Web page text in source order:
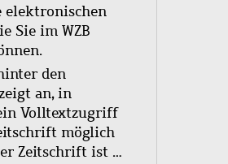
elektronischen
Sie im WZB
den
an, in
Volltextzugriff
möglich
Zeitschrift ist …